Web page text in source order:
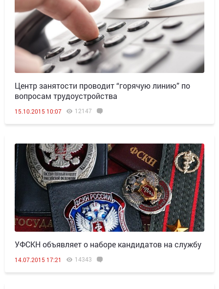
Центр занятости проводит “горячую линию” по
вопросам трудоустройства
15.10.2015 10:07 12147
УФСКН объявляет о наборе кандидатов на службу
14.07.2015 17:21 14343